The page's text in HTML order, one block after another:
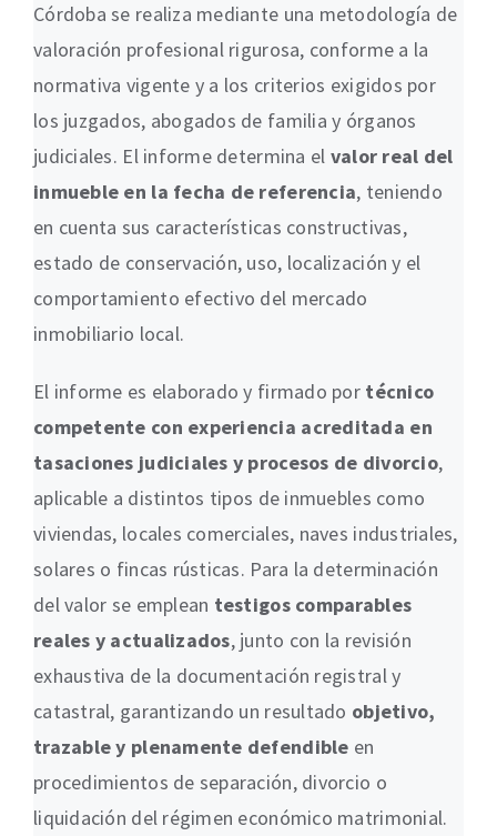
Córdoba se realiza mediante una metodología de
valoración profesional rigurosa, conforme a la
normativa vigente y a los criterios exigidos por
los juzgados, abogados de familia y órganos
judiciales. El informe determina el valor real del
inmueble en la fecha de referencia, teniendo
en cuenta sus características constructivas,
estado de conservación, uso, localización y el
comportamiento efectivo del mercado
inmobiliario local.
El informe es elaborado y firmado por técnico
competente con experiencia acreditada en
tasaciones judiciales y procesos de divorcio,
aplicable a distintos tipos de inmuebles como
viviendas, locales comerciales, naves industriales,
solares o fincas rústicas. Para la determinación
del valor se emplean testigos comparables
reales y actualizados, junto con la revisión
exhaustiva de la documentación registral y
catastral, garantizando un resultado objetivo,
trazable y plenamente defendible en
procedimientos de separación, divorcio o
liquidación del régimen económico matrimonial.